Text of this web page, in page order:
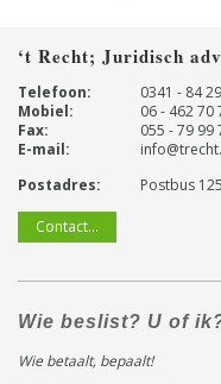
‘t Recht; Juridisch
Telefoon:
0341 - 84
Mobiel:
06 - 462 70
Fax:
055 - 79 99
E-mail:
Postadres:
Postbus 125
Contact...
Wie beslist? U of
Wie betaalt, bepaalt!